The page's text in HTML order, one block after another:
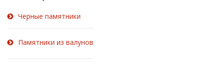
Черные памятники
Памятники из валунов